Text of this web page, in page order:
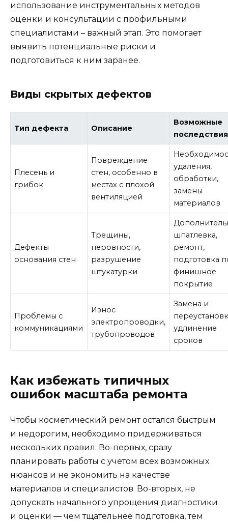
использование инструментальных методов
оценки и консультации с профильными
специалистами – важный этап. Это помогает
выявить потенциальные риски и
подготовиться к ним заранее.
Виды скрытых дефектов
Тип дефекта Описание
Возможные
последствия
Плесень и
грибок
Повреждение
стен, особенно в
местах с плохой
вентиляцией
удаления,
обработки,
замены
материалов
Дефекты
основания стен
Трещины,
неровности,
разрушение
штукатурки
шпатлевка,
ремонт,
подготовка
финишное
покрытие
Проблемы с
коммуникациями
Износ
электропроводки,
трубопроводов
Замена и
удлинение
сроков
Как избежать типичных
ошибок масштаба ремонта
Чтобы косметический ремонт остался быстрым
и недорогим, необходимо придерживаться
нескольких правил. Во-первых, сразу
планировать работы с учетом всех возможных
нюансов и не экономить на качестве
материалов и специалистов. Во-вторых, не
допускать начального упрощения диагностики
и оценки — чем тщательнее подготовка, тем